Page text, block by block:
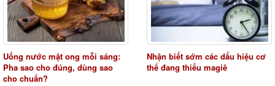
Uống nước mật ong mỗi sáng:
Pha sao cho đúng, dùng sao
cho chuẩn?
Nhận biết sớm các dấu hiệu cơ
thể đang thiếu magiê